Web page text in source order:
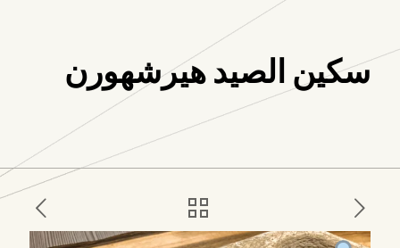
سكين الصيد هيرشهورن